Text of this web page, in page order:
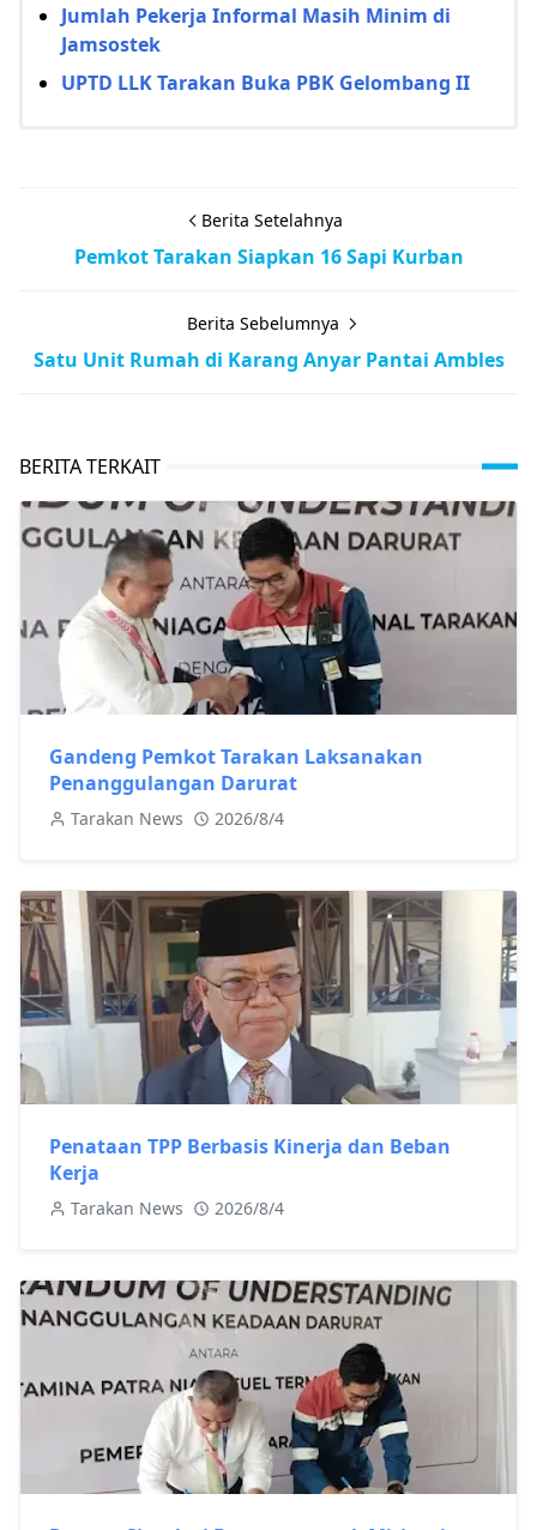
Jumlah Pekerja Informal Masih Minim di
Jamsostek
UPTD LLK Tarakan Buka PBK Gelombang II
Berita Setelahnya
Pemkot Tarakan Siapkan 16 Sapi Kurban
Berita Sebelumnya
Satu Unit Rumah di Karang Anyar Pantai Ambles
BERITA TERKAIT
Gandeng Pemkot Tarakan Laksanakan
Penanggulangan Darurat
Tarakan News 2026/8/4
Penataan TPP Berbasis Kinerja dan Beban
Kerja
Tarakan News 2026/8/4